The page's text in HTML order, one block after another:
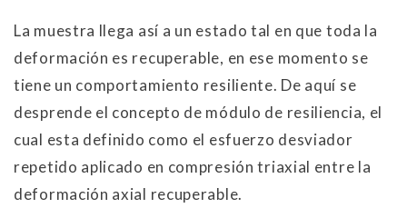
La muestra llega así a un estado tal en que toda la
deformación es recuperable, en ese momento se
tiene un comportamiento resiliente. De aquí se
desprende el concepto de módulo de resiliencia, el
cual esta definido como el esfuerzo desviador
repetido aplicado en compresión triaxial entre la
deformación axial recuperable.